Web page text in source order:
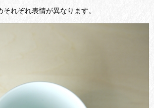
れぞれ表情が異なります。